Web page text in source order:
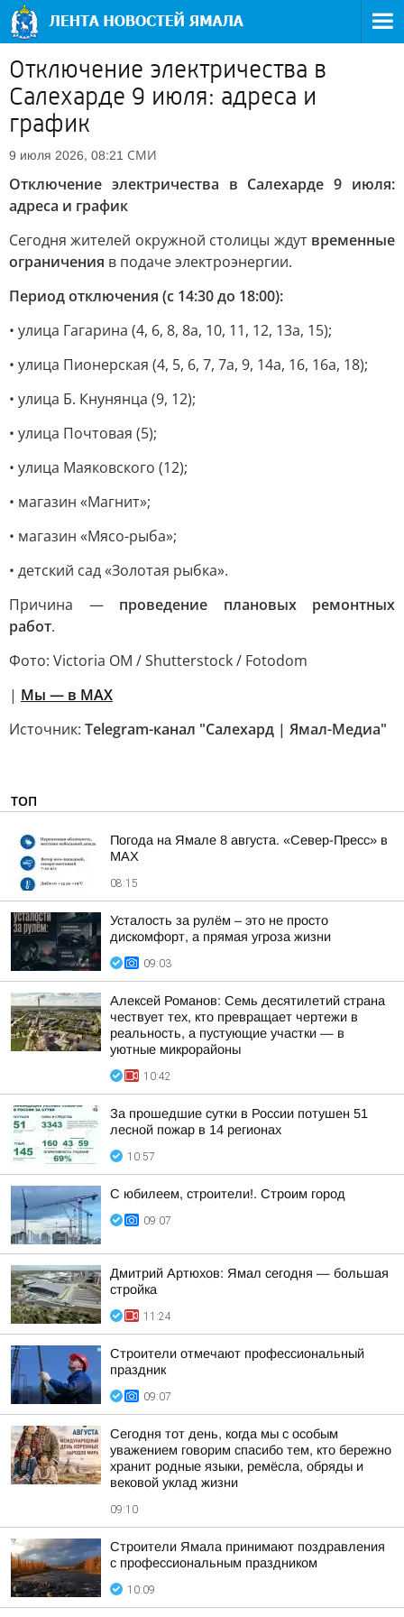
Отключение электричества в
Салехарде 9 июля: адреса и
график
9 июля 2026, 08:21 СМИ
Отключение электричества в Салехарде 9 июля:
адреса и график
Сегодня жителей окружной столицы ждут временные
ограничения в подаче электроэнергии.
Период отключения (с 14:30 до 18:00):
• улица Гагарина (4, 6, 8, 8а, 10, 11, 12, 13а, 15);
• улица Пионерская (4, 5, 6, 7, 7а, 9, 14а, 16, 16а, 18);
• улица Б. Кнунянца (9, 12);
• улица Почтовая (5);
• улица Маяковского (12);
• магазин «Магнит»;
• магазин «Мясо-рыба»;
• детский сад «Золотая рыбка».
Причина — проведение плановых ремонтных
работ.
Фото: Victoria OM / Shutterstock / Fotodom
| Мы — в МАХ
Источник: Telegram-канал "Салехард | Ямал-Медиа"
ТОП
Погода на Ямале 8 августа. «Север-Пресс» в
MAX
08:15
Усталость за рулём – это не просто
дискомфорт, а прямая угроза жизни
09:03
Алексей Романов: Семь десятилетий страна
чествует тех, кто превращает чертежи в
реальность, а пустующие участки — в
уютные микрорайоны
10:42
За прошедшие сутки в России потушен 51
лесной пожар в 14 регионах
10:57
С юбилеем, строители!. Строим город
09:07
Дмитрий Артюхов: Ямал сегодня — большая
стройка
11:24
Строители отмечают профессиональный
праздник
09:07
Сегодня тот день, когда мы с особым
уважением говорим спасибо тем, кто бережно
хранит родные языки, ремёсла, обряды и
вековой уклад жизни
09:10
Строители Ямала принимают поздравления
с профессиональным праздником
10:09